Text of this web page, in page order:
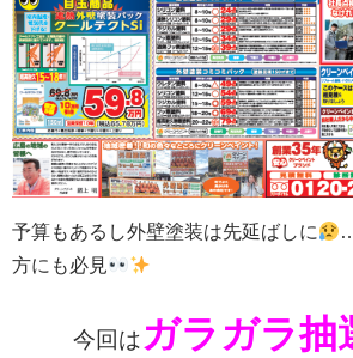
予算もあるし外壁塗装は先延ばしに
方にも必見
今回はガラガラ抽